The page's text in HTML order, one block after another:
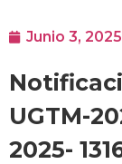
Junio 3, 2025
UGTM-
2025-